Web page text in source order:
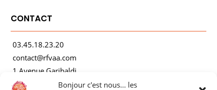
Bonjour c'est nous... les
CONTACT
03.45.18.23.20
contact@rfvaa.com
1 Avenue Garibaldi
21000 Dijon